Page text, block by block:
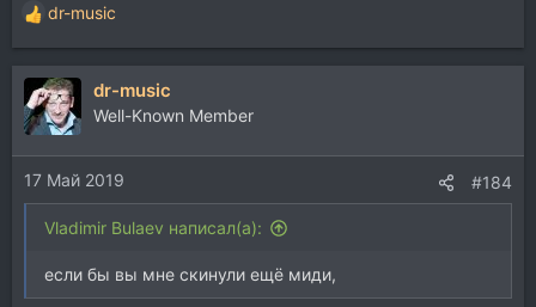
Р
е
а
к
ц
и
и
:
dr-music
dr-music
Well-Known Member
17 Май 2019 #184
Vladimir Bulaev написал(а):
если бы вы мне скинули ещё миди,